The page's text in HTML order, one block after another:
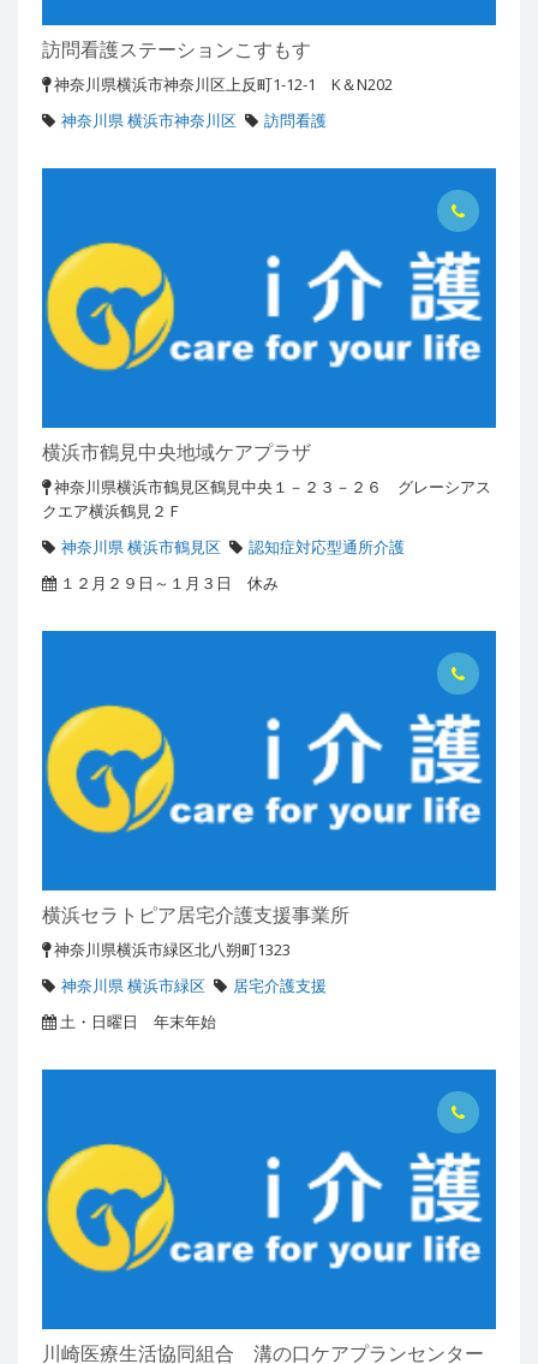
訪問看護ステーションこすもす
神奈川県横浜市神奈川区上反町1-12-1 K＆N202
神奈川県 横浜市神奈川区
訪問看護
横浜市鶴見中央地域ケアプラザ
神奈川県横浜市鶴見区鶴見中央１－２３－２６ グレーシアス
クエア横浜鶴見２Ｆ
神奈川県 横浜市鶴見区
認知症対応型通所介護
１２月２９日～１月３日 休み
横浜セラトピア居宅介護支援事業所
神奈川県横浜市緑区北八朔町1323
神奈川県 横浜市緑区
居宅介護支援
土・日曜日 年末年始
川崎医療生活協同組合 溝の口ケアプランセンター